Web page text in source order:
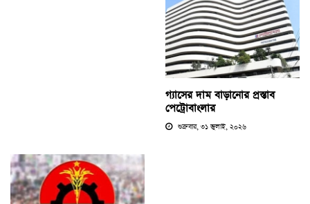
গ্যাসের দাম বাড়ানোর প্রস্তাব
পেট্রোবাংলার
শুক্রবার, ৩১ জুলাই, ২০২৬